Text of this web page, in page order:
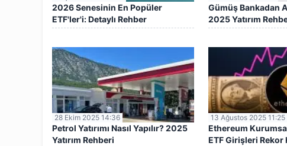
2026 Senesinin En Popüler
ETF'ler'i: Detaylı Rehber
Gümüş Bankadan
2025 Yatırım
28 Ekim 2025 14:36
Petrol Yatırımı Nasıl Yapılır? 2025
Yatırım Rehberi
13 Ağustos 2025 11:25
Ethereum
ETF Girişleri Rekor